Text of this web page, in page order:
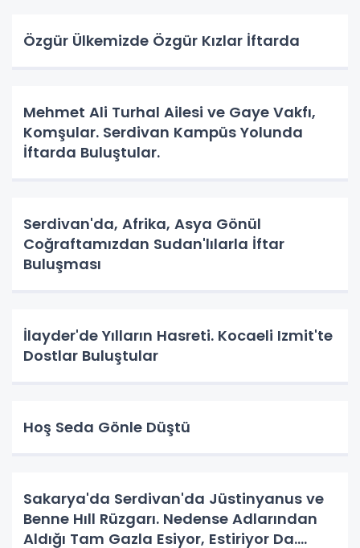
Özgür Ülkemizde Özgür Kızlar İftarda
Mehmet Ali Turhal Ailesi ve Gaye Vakfı,
Komşular. Serdivan Kampüs Yolunda
İftarda Buluştular.
Serdivan'da, Afrika, Asya Gönül
Coğraftamızdan Sudan'lılarla İftar
Buluşması
İlayder'de Yılların Hasreti. Kocaeli Izmit'te
Dostlar Buluştular
Hoş Seda Gönle Düştü
Sakarya'da Serdivan'da Jüstinyanus ve
Benne Hıll Rüzgarı. Nedense Adlarından
Aldığı Tam Gazla Esiyor, Estiriyor Da.